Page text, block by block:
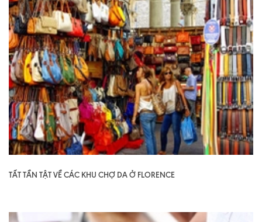
TẤT TẦN TẬT VỀ CÁC KHU CHỢ DA Ở FLORENCE